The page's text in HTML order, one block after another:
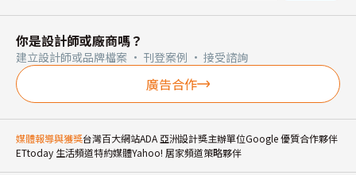
你是設計師或廠商嗎？
建立設計師或品牌檔案 · 刊登案例 · 接受諮詢
廣告合作
媒體報導與獲獎台灣百大網站ADA 亞洲設計獎主辦單位Google 優質合作夥伴
ETtoday 生活頻道特約媒體Yahoo! 居家頻道策略夥伴